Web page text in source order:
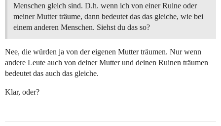
Menschen gleich sind. D.h. wenn ich von einer Ruine oder
meiner Mutter träume, dann bedeutet das das gleiche, wie bei
einem anderen Menschen. Siehst du das so?
Nee, die würden ja von der eigenen Mutter träumen. Nur wenn
andere Leute auch von deiner Mutter und deinen Ruinen träumen
bedeutet das auch das gleiche.
Klar, oder?